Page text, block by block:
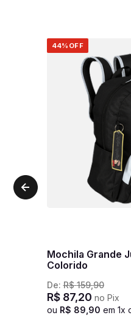
44% OFF
Mochila Grande
Colorido
De:R$ 159,90
R$ 87,20 no Pix
ou R$ 89,90 em 1x